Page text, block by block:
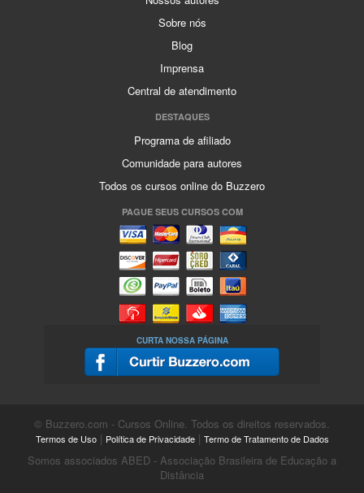
Sobre nós
Blog
Imprensa
Central de atendimento
DESTAQUES
Programa de afiliado
Comunidade para autores
Todos os cursos online do Buzzero
PAGUE SEUS CURSOS COM
CURTA NOSSA PÁGINA
© Buzzero.com - Cursos Online. Todos os direitos reservados.
Termos de Uso| Política de Privacidade| Termo de Tratamento de Dados
Somos associados ABED - Associação Brasileira de Educação a
Distância